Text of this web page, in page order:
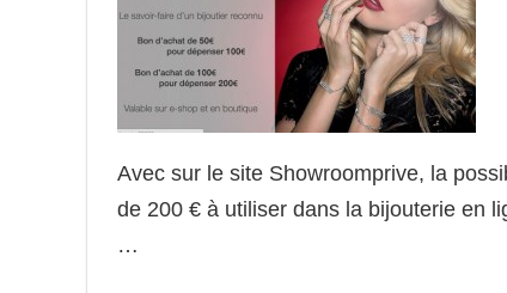
Avec sur le site Showroomprive, la
de 200 € à utiliser dans la bijouterie en
…